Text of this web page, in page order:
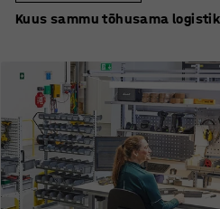
Kuus sammu tõhusama